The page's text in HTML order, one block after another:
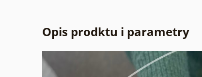
Opis prodktu i parametry